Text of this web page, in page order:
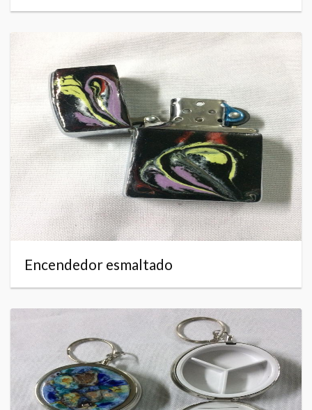
Encendedor esmaltado